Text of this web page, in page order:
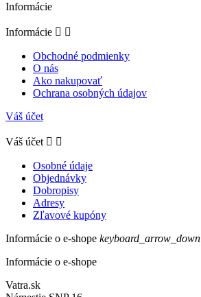
Informácie
Informácie  
Obchodné podmienky
O nás
Ako nakupovať
Ochrana osobných údajov
Váš účet
Váš účet  
Osobné údaje
Objednávky
Dobropisy
Adresy
Zľavové kupóny
Informácie o e-shope keyboard_arrow_down
Informácie o e-shope
Vatra.sk